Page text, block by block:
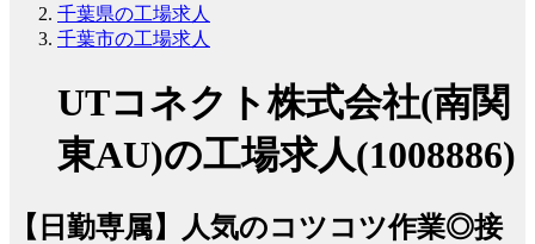
千葉県の工場求人
千葉市の工場求人
UTコネクト株式会社(南関
東AU)の工場求人(1008886)
【日勤専属】人気のコツコツ作業◎接